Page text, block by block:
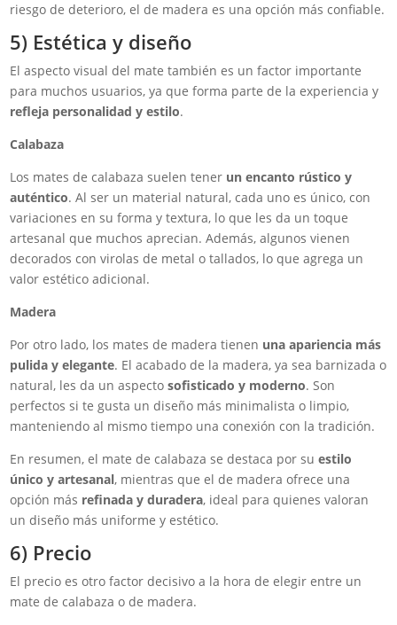
riesgo de deterioro, el de madera es una opción más confiable.
5) Estética y diseño
El aspecto visual del mate también es un factor importante
para muchos usuarios, ya que forma parte de la experiencia y
refleja personalidad y estilo.
Calabaza
Los mates de calabaza suelen tener un encanto rústico y
auténtico. Al ser un material natural, cada uno es único, con
variaciones en su forma y textura, lo que les da un toque
artesanal que muchos aprecian. Además, algunos vienen
decorados con virolas de metal o tallados, lo que agrega un
valor estético adicional.
Madera
Por otro lado, los mates de madera tienen una apariencia más
pulida y elegante. El acabado de la madera, ya sea barnizada o
natural, les da un aspectosofisticado y moderno. Son
perfectos si te gusta un diseño más minimalista o limpio,
manteniendo al mismo tiempo una conexión con la tradición.
En resumen, el mate de calabaza se destaca por suestilo
único y artesanal, mientras que el de madera ofrece una
opción más refinada y duradera, ideal para quienes valoran
un diseño más uniforme y estético.
6) Precio
El precio es otro factor decisivo a la hora de elegir entre un
mate de calabaza o de madera.